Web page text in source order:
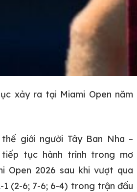
xảy ra tại Miami Open năm
giới người Tây Ban Nha –
tiếp tục hành trình trong mơ
Open 2026 sau khi vượt qua
1 (2-6; 7-6; 6-4) trong trận đấu